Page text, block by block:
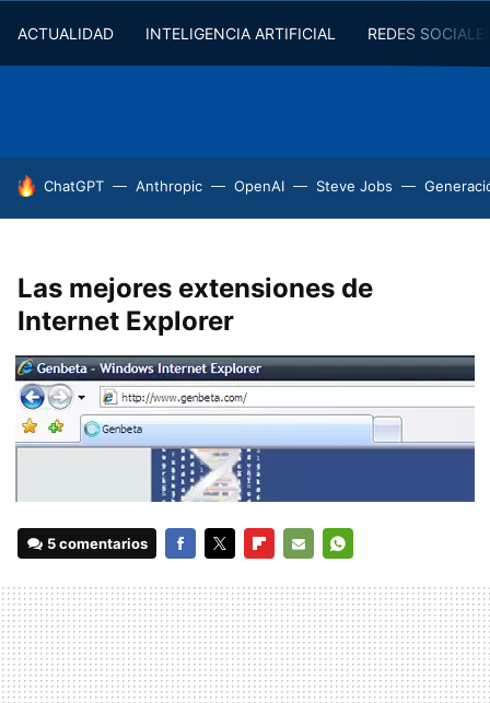
ACTUALIDAD INTELIGENCIA ARTIFICIAL REDES
HOY SE HABLA DE
ChatGPT Anthropic OpenAI Steve Jobs
Las mejores extensiones de
Internet Explorer
5 comentarios
MAIL